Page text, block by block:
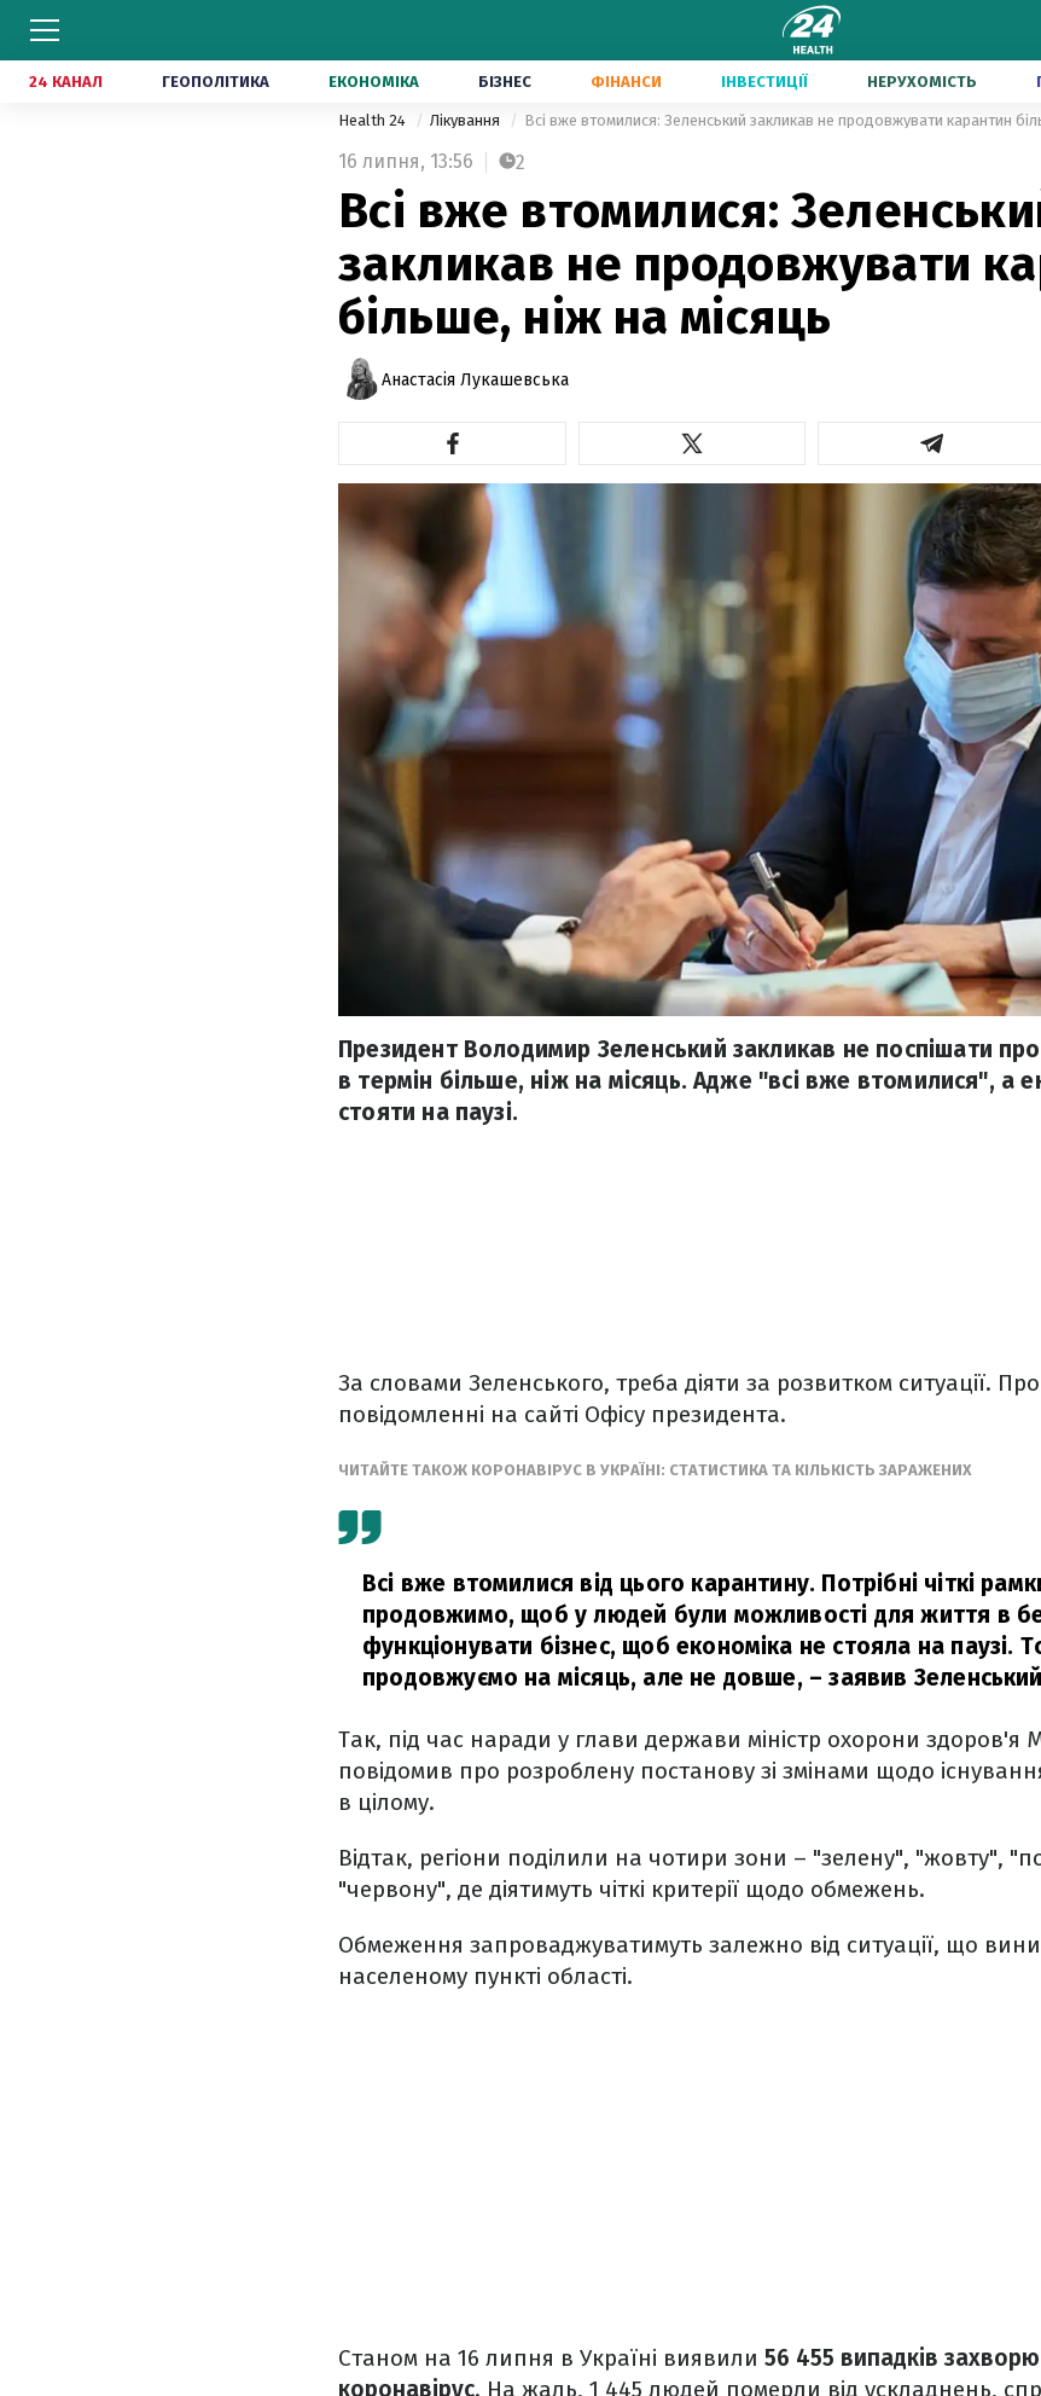
24 КАНАЛ ГЕОПОЛІТИКА ЕКОНОМІКА БІЗНЕС ФІНАНСИ ІНВЕСТИЦІЇ НЕРУХОМІСТЬ
Health 24 Лікування Всі вже втомилися: Зеленський закликав не продовжувати карантин
16 липня, 13:56 2
Всі вже втомилися:
закликав не продовжувати
більше, ніж на місяць
Анастасія Лукашевська
Президент Володимир Зеленський закликав не поспішати
в термін більше, ніж на місяць. Адже "всі вже втомилися", а
стояти на паузі.
За словами Зеленського, треба діяти за розвитком ситуації.
повідомленні на сайті Офісу президента.
ЧИТАЙТЕ ТАКОЖ КОРОНАВІРУС В УКРАЇНІ: СТАТИСТИКА ТА КІЛЬКІСТЬ ЗАРАЖЕНИХ
Всі вже втомилися від цього карантину. Потрібні чіткі
продовжимо, щоб у людей були можливості для життя в
функціонувати бізнес, щоб економіка не стояла на паузі.
продовжуємо на місяць, але не довше, – заявив
Так, під час наради у глави держави міністр охорони здоров'я
повідомив про розроблену постанову зі змінами щодо
в цілому.
Відтак, регіони поділили на чотири зони – "зелену", "жовту",
"червону", де діятимуть чіткі критерії щодо обмежень.
Обмеження запроваджуватимуть залежно від ситуації, що
населеному пункті області.
Станом на 16 липня в Україні виявили 56 455 випадків
коронавірус. На жаль, 1 445 людей померли від ускладнень,